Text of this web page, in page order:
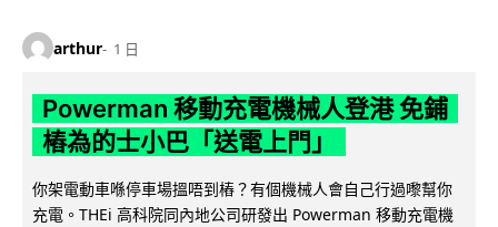
arthur 1 日
Powerman 移動充電機械人登港 免鋪
樁為的士小巴「送電上門」
你架電動車喺停車場搵唔到樁？有個機械人會自己行過嚟幫你
充電。THEi 高科院同內地公司研發出 Powerman 移動充電機